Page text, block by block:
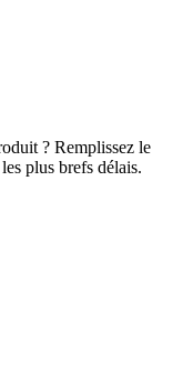
? Remplissez le
plus brefs délais.